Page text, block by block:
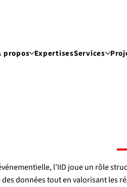
propos ExpertisesServices
l’IID joue un rôle
des données tout en valorisant les